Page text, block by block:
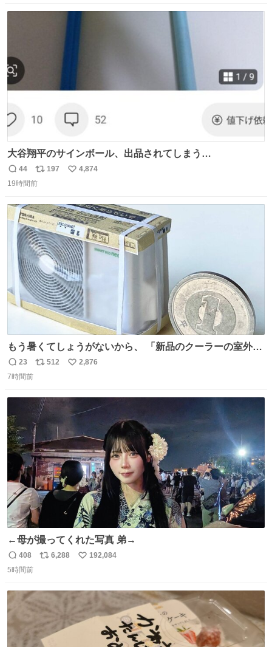
大谷翔平のサインボール、出品されてしまう…
返
信
44
リ
ポ
ト
数
197
い
数
4,874
19時間前
もう暑くてしょうがないから、 「新品のクーラーの室外機
のミニチュア」 でも見ていってよ
返
信
23
リ
ト
数
512
い
数
2,876
7時間前
←母が撮ってくれた写真 弟→
返
信
408
リ
ト
数
6,288
い
192,084
5時間前